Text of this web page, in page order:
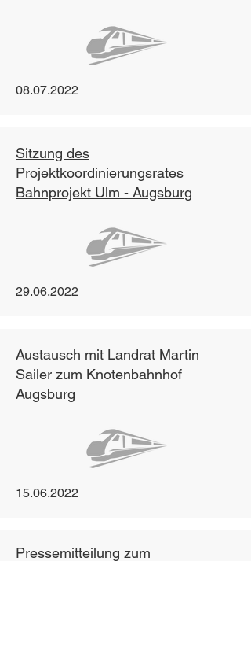
08.07.2022
Sitzung des
Projektkoordinierungsrates
Bahnprojekt Ulm - Augsburg
29.06.2022
Austausch mit Landrat Martin
Sailer zum Knotenbahnhof
Augsburg
15.06.2022
Pressemitteilung zum